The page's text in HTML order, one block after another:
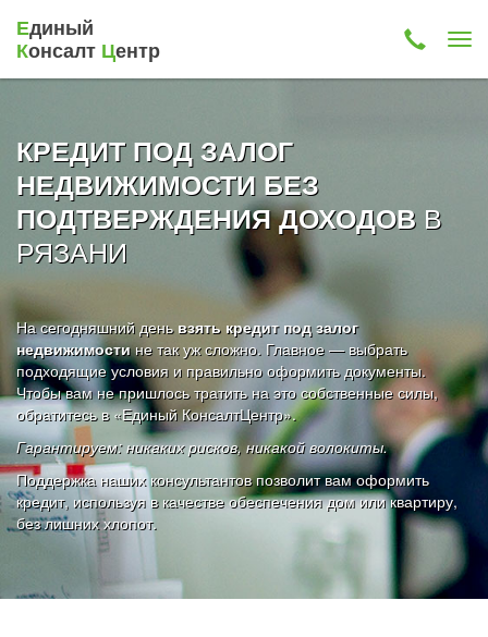
Единый
Консалт Центр
КРЕДИТ ПОД ЗАЛОГ
НЕДВИЖИМОСТИ БЕЗ
ПОДТВЕРЖДЕНИЯ ДОХОДОВ В
РЯЗАНИ
На сегодняшний день взять кредит под залог
недвижимостине так уж сложно. Главное — выбрать
подходящие условия и правильно оформить документы.
Чтобы вам не пришлось тратить на это собственные силы,
обратитесь в «Единый КонсалтЦентр».
Гарантируем: никаких рисков, никакой волокиты.
Поддержка наших консультантов позволит вам оформить
кредит, используя в качестве обеспечения дом или квартиру,
без лишних хлопот.